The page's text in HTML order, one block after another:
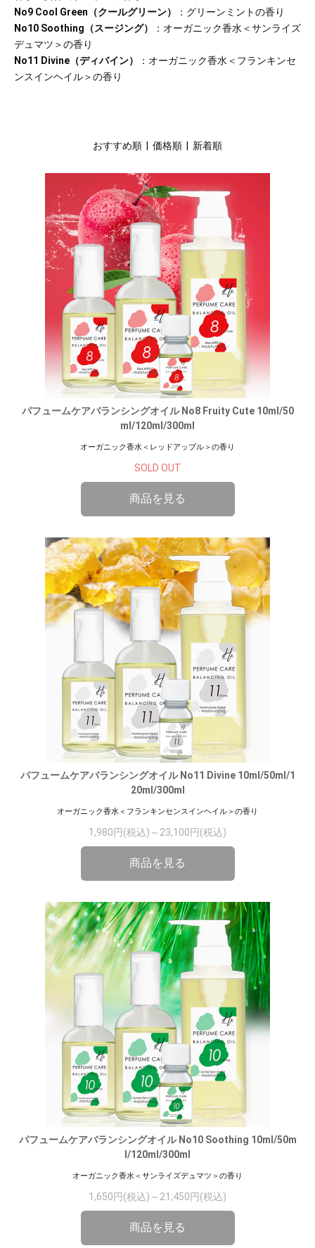
No9 Cool Green（クールグリーン）
：グリーンミントの香り
No10 Soothing（スージング）
：オーガニック香水＜サンライズ
デュマツ＞の香り
No11 Divine（ディバイン）
：オーガニック香水＜フランキンセ
ンスインヘイル＞の香り
おすすめ順 価格順 | 新着順
パフュームケアバランシングオイル No8 Fruity Cute 10ml/50
ml/120ml/300ml
オーガニック香水＜レッドアップル＞の香り
SOLD OUT
商品を見る
パフュームケアバランシングオイル No11 Divine 10ml/50ml/1
20ml/300ml
オーガニック香水＜フランキンセンスインヘイル＞の香り
1,980円(税込)～23,100円(税込)
商品を見る
パフュームケアバランシングオイル No10 Soothing 10ml/50m
l/120ml/300ml
オーガニック香水＜サンライズデュマツ＞の香り
1,650円(税込)～21,450円(税込)
商品を見る